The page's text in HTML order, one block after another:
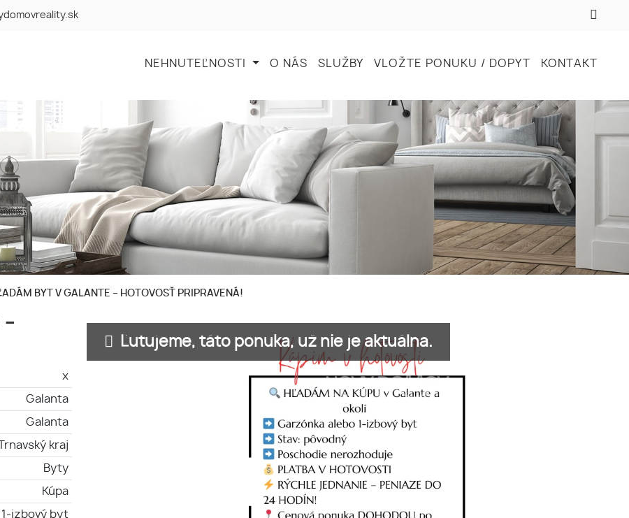
NEHNUTEĽNOSTI O NÁS SLUŽBY VLOŽTE PONUKU / DOPYT KONTAKT
BYT V GALANTE – HOTOVOSŤ PRIPRAVENÁ!
–
x
Galanta
Galanta
kraj
Byty
Kúpa
1-izbový byt
Ľutujeme, táto ponuka, už nie je aktuálna.